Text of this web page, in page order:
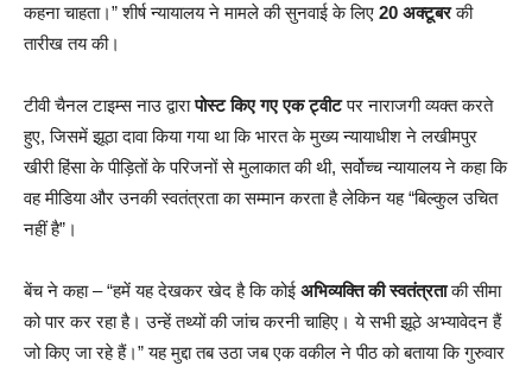
कहना चाहता।” शीर्ष न्यायालय ने मामले की सुनवाई के लिए 20 अक्टूबरकी
तारीख तय की।
टीवी चैनल टाइम्स नाउ द्वारापोस्ट किए गए एक ट्वीटपर नाराजगी व्यक्त करते
हुए, जिसमें झूठा दावा किया गया था कि भारत के मुख्य न्यायाधीश ने लखीमपुर
खीरी हिंसा के पीड़ितों के परिजनों से मुलाकात की थी, सर्वोच्च न्यायालय ने कहा कि
वह मीडिया और उनकी स्वतंत्रता का सम्मान करता है लेकिन यह “बिल्कुल उचित
नहीं है”।
बेंच ने कहा – “हमें यह देखकर खेद है कि कोई अभिव्यक्ति की स्वतंत्रताकी सीमा
को पार कर रहा है। उन्हें तथ्यों की जांच करनी चाहिए। ये सभी झूठे अभ्यावेदन हैं
जो किए जा रहे हैं।” यह मुद्दा तब उठा जब एक वकील ने पीठ को बताया कि गुरुवार